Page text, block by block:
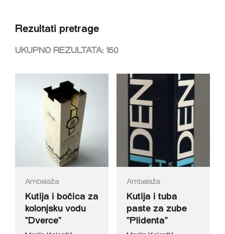
Rezultati pretrage
UKUPNO REZULTATA: 150
Ambalaža
Kutija i bočica za
kolonjsku vodu
"Dverce"
Ambalaža
Kutija i tuba
paste za zube
"Plidenta"